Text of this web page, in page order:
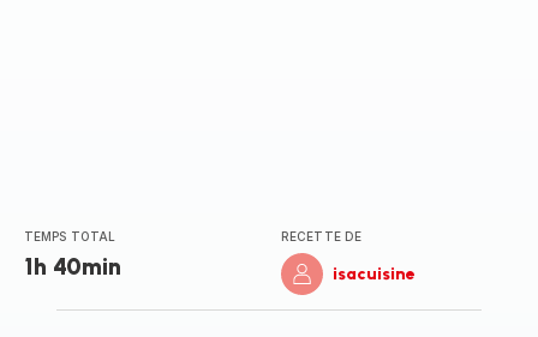
TEMPS TOTAL
1h 40min
RECETTE DE
isacuisine